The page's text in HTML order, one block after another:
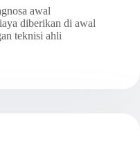
awal
diberikan di awal
teknisi ahli